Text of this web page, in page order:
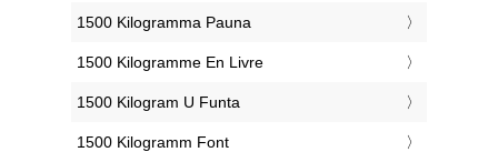
‎1500 Kilogramma Pauna
‎1500 Kilogramme En Livre
‎1500 Kilogram U Funta
‎1500 Kilogramm Font